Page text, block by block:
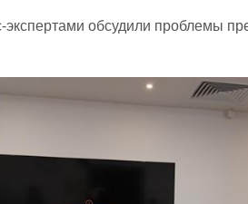
экспертами обсудили проблемы